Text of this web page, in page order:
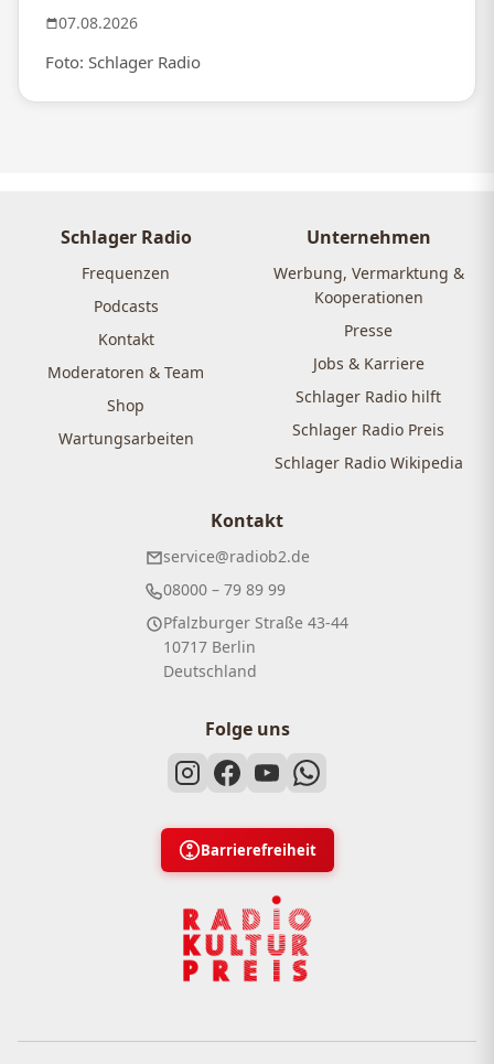
07.08.2026
Foto: Schlager Radio
Schlager Radio
Frequenzen
Podcasts
Kontakt
Moderatoren & Team
Shop
Wartungsarbeiten
Unternehmen
Werbung, Vermarktung &
Kooperationen
Presse
Jobs & Karriere
Schlager Radio hilft
Schlager Radio Preis
Schlager Radio Wikipedia
Kontakt
service@radiob2.de
08000 – 79 89 99
Pfalzburger Straße 43-44
10717 Berlin
Deutschland
Folge uns
Barrierefreiheit